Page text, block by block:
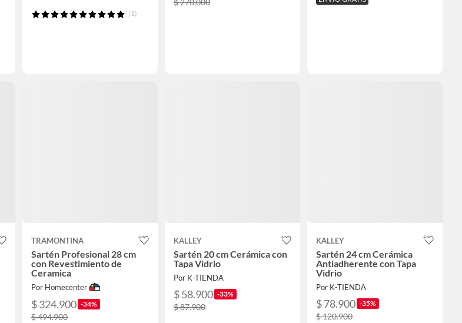
(1)
$ 270.000
TRAMONTINA
Sartén Profesional 28 cm
con Revestimiento de
Ceramica
Por Homecenter
$ 324.900 -34%
$ 494.900
KALLEY
Sartén 20 cm Cerámica con
Tapa Vidrio
Por K-TIENDA
$ 58.900 -33%
$ 87.900
KALLEY
Sartén 24 cm Cerámica
Antiadherente con Tapa
Vidrio
Por K-TIENDA
$ 78.900 -35%
$ 120.900